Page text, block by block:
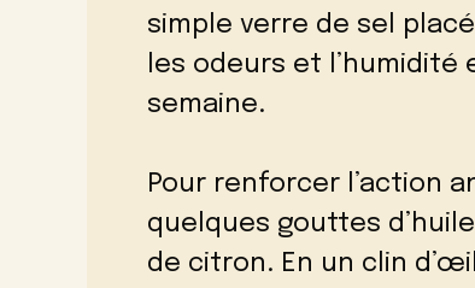
simple verre de sel
les odeurs et
semaine.
Pour renforcer l’action
quelques gouttes
de citron. En un clin